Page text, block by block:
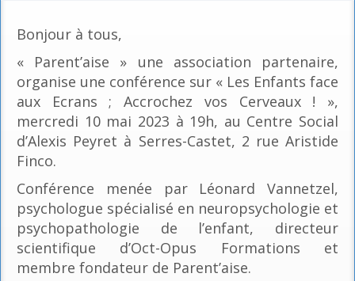
Bonjour à tous,
« Parent’aise » une association partenaire,
organise une conférence sur « Les Enfants face
aux Ecrans ; Accrochez vos Cerveaux ! »,
mercredi 10 mai 2023 à 19h, au Centre Social
d’Alexis Peyret à Serres-Castet, 2 rue Aristide
Finco.
Conférence menée par Léonard Vannetzel,
psychologue spécialisé en neuropsychologie et
psychopathologie de l’enfant, directeur
scientifique d’Oct-Opus Formations et
membre fondateur de Parent’aise.